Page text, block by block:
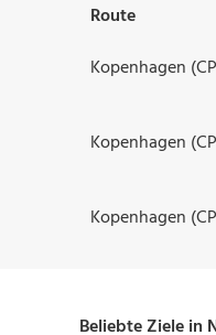
Route
Kopenhagen
Kopenhagen
Kopenhagen
Beliebte Ziele in